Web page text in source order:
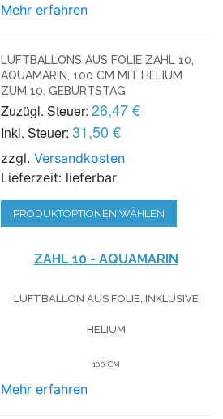
Mehr erfahren
LUFTBALLONS AUS FOLIE ZAHL 10,
AQUAMARIN, 100 CM MIT HELIUM
ZUM 10. GEBURTSTAG
Zuzügl. Steuer: 26,47 €
Inkl. Steuer: 31,50 €
zzgl.Versandkosten
Lieferzeit: lieferbar
PRODUKTOPTIONEN WÄHLEN
ZAHL 10 - AQUAMARIN
LUFTBALLON AUS FOLIE, INKLUSIVE
HELIUM
100 CM
Mehr erfahren